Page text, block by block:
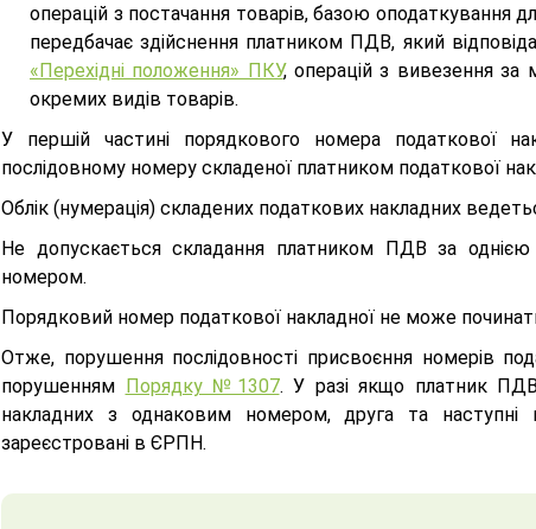
операцій з постачання товарів, базою оподаткування
передбачає здійснення платником ПДВ, який
«Перехідні положення» ПКУ, операцій з вивезення за
окремих видів товарів.
У першій частині порядкового номера податкової
послідовному номеру складеної платником податкової
Облік (нумерація) складених податкових накладних
Не допускається складання платником ПДВ за
номером.
Порядковий номер податкової накладної не може
Отже, порушення послідовності присвоєння номерів
порушенням Порядку №1307. У разі якщо платник ПДВ
накладних з однаковим номером, друга та
зареєстровані в ЄРПН.